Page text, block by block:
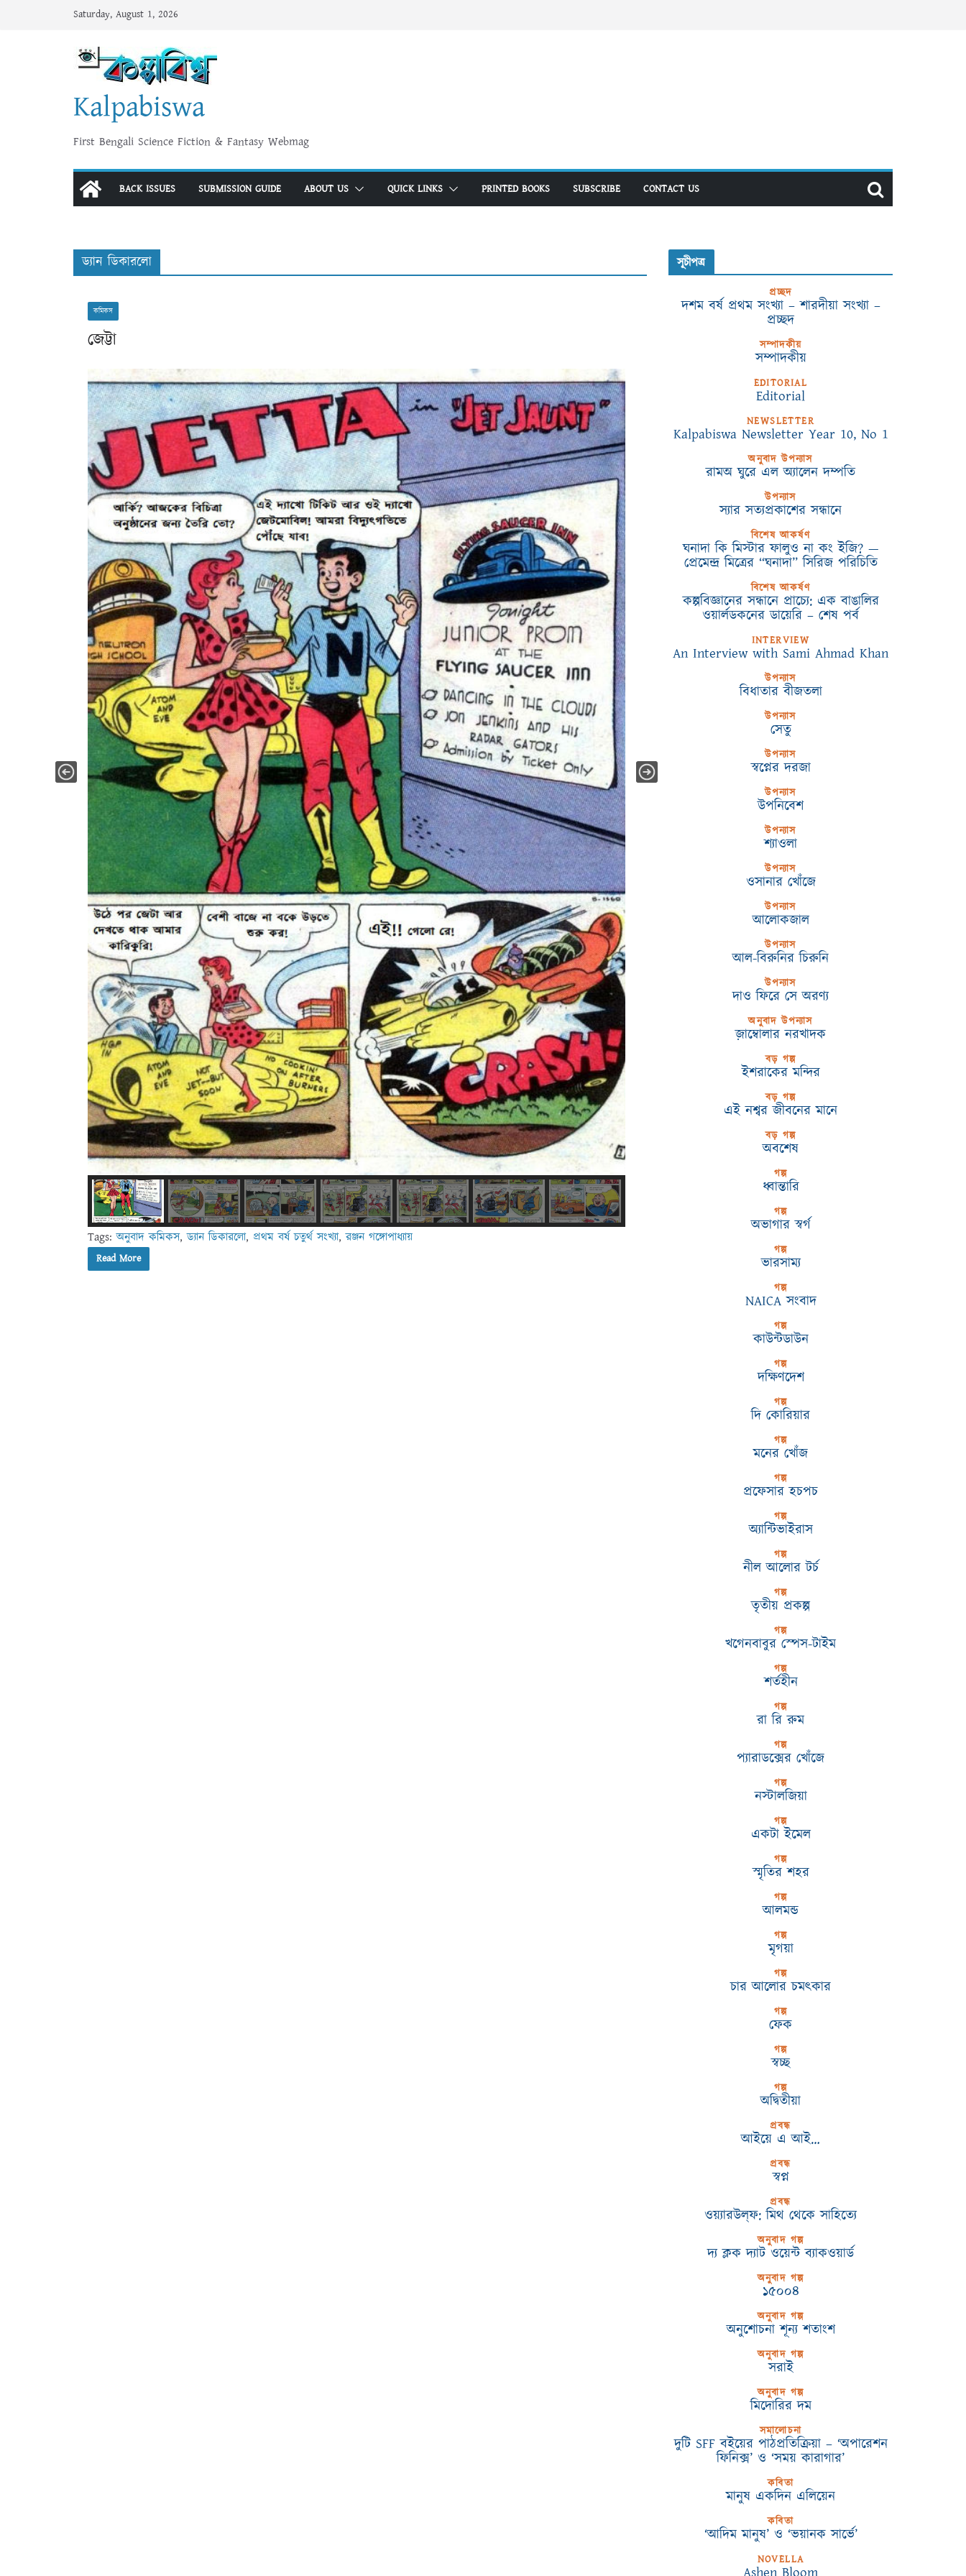
Saturday, August 1, 2026
Kalpabiswa
First Bengali Science Fiction & Fantasy Webmag
BACK ISSUES SUBMISSION GUIDE ABOUT US QUICK LINKS PRINTED BOOKS SUBSCRIBE CONTACT US
ড্যান ডিকারলো
কমিকস
জেট্টা
Tags:অনুবাদ কমিকস,ড্যান ডিকারলো, প্রথম বর্ষ চতুর্থ সংখ্যা,রঞ্জন গঙ্গোপাধ্যায়
Read More
সূচীপত্র
প্রচ্ছদ
দশম বর্ষ প্রথম সংখ্যা – শারদীয়া সংখ্যা –
প্রচ্ছদ
সম্পাদকীয়
সম্পাদকীয়
EDITORIAL
Editorial
NEWSLETTER
Kalpabiswa Newsletter Year 10, No 1
অনুবাদ উপন্যাস
রামঅ ঘুরে এল অ্যালেন দম্পতি
উপন্যাস
স্যার সত্যপ্রকাশের সন্ধানে
বিশেষ আকর্ষণ
ঘনাদা কি মিস্টার ফালুও না কং ইজি? —
প্রেমেন্দ্র মিত্রের “ঘনাদা” সিরিজ পরিচিতি
বিশেষ আকর্ষণ
কল্পবিজ্ঞানের সন্ধানে প্রাচ্যে: এক বাঙালির
ওয়ার্লডকনের ডায়েরি – শেষ পর্ব
INTERVIEW
An Interview with Sami Ahmad Khan
উপন্যাস
বিধাতার বীজতলা
উপন্যাস
সেতু
উপন্যাস
স্বপ্নের দরজা
উপন্যাস
উপনিবেশ
উপন্যাস
শ্যাওলা
উপন্যাস
ওসানার খোঁজে
উপন্যাস
আলোকজাল
উপন্যাস
আল-বিরুনির চিরুনি
উপন্যাস
দাও ফিরে সে অরণ্য
অনুবাদ উপন্যাস
জ়াম্বোলার নরখাদক
বড় গল্প
ইশরাকের মন্দির
বড় গল্প
এই নশ্বর জীবনের মানে
বড় গল্প
অবশেষ
গল্প
ধ্বান্তারি
গল্প
অভাগার স্বর্গ
গল্প
ভারসাম্য
গল্প
NAICA সংবাদ
গল্প
কাউন্টডাউন
গল্প
দক্ষিণদেশ
গল্প
দি কোরিয়ার
গল্প
মনের খোঁজ
গল্প
প্রফেসার হচপচ
গল্প
অ্যান্টিভাইরাস
গল্প
নীল আলোর টর্চ
গল্প
তৃতীয় প্রকল্প
গল্প
খগেনবাবুর স্পেস-টাইম
গল্প
শর্তহীন
গল্প
রা রি রুম
গল্প
প্যারাডক্সের খোঁজে
গল্প
নস্টালজিয়া
গল্প
একটা ইমেল
গল্প
স্মৃতির শহর
গল্প
আলমন্ড
গল্প
মৃগয়া
গল্প
চার আলোর চমৎকার
গল্প
ফেক
গল্প
স্বচ্ছ
গল্প
অদ্বিতীয়া
প্রবন্ধ
আইয়ে এ আই…
প্রবন্ধ
স্বপ্ন
প্রবন্ধ
ওয়্যারউল্‌ফ: মিথ থেকে সাহিত্যে
অনুবাদ গল্প
দ্য ক্লক দ্যাট ওয়েন্ট ব্যাকওয়ার্ড
অনুবাদ গল্প
১৫০০৪
অনুবাদ গল্প
অনুশোচনা শূন্য শতাংশ
অনুবাদ গল্প
সরাই
অনুবাদ গল্প
মিদোরির দম
সমালোচনা
দুটি SFF বইয়ের পাঠপ্রতিক্রিয়া – ‘অপারেশন
ফিনিক্স’ ও ‘সময় কারাগার’
কবিতা
মানুষ একদিন এলিয়েন
কবিতা
‘আদিম মানুষ’ ও ‘ভয়ানক সার্ভে’
NOVELLA